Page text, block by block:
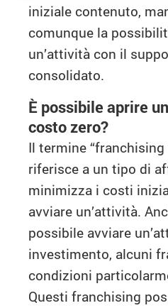
iniziale contenuto,
comunque la
un’attività con il
consolidato.
È possibile aprire
costo zero?
Il termine
riferisce a un tipo di
minimizza i costi
avviare un’attività.
possibile avviare
investimento, alcuni
condizioni
Questi franchising